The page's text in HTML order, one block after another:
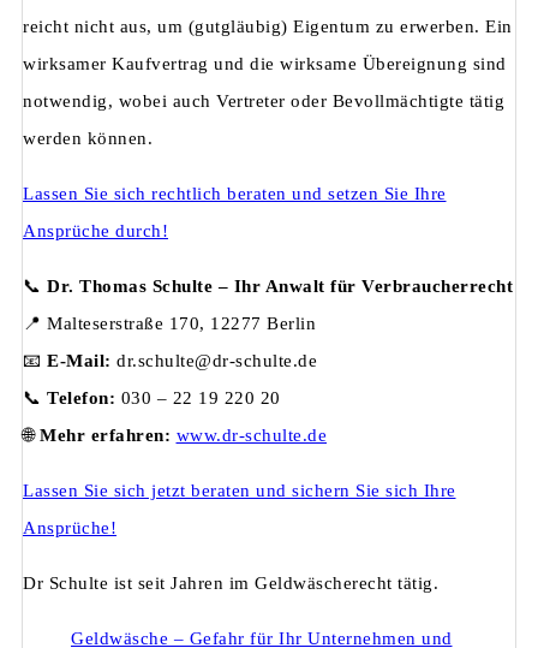
reicht nicht aus, um (gutgläubig) Eigentum zu erwerben. Ein
wirksamer Kaufvertrag und die wirksame Übereignung sind
notwendig, wobei auch Vertreter oder Bevollmächtigte tätig
werden können.
Lassen Sie sich rechtlich beraten und setzen Sie Ihre
Ansprüche durch!
📞 Dr. Thomas Schulte – Ihr Anwalt für Verbraucherrecht
📍 Malteserstraße 170, 12277 Berlin
📧 E-Mail: dr.schulte@dr-schulte.de
📞 Telefon: 030 – 22 19 220 20
🌐Mehr erfahren: www.dr-schulte.de
Lassen Sie sich jetzt beraten und sichern Sie sich Ihre
Ansprüche!
Dr Schulte ist seit Jahren im Geldwäscherecht tätig.
Geldwäsche – Gefahr für Ihr Unternehmen und